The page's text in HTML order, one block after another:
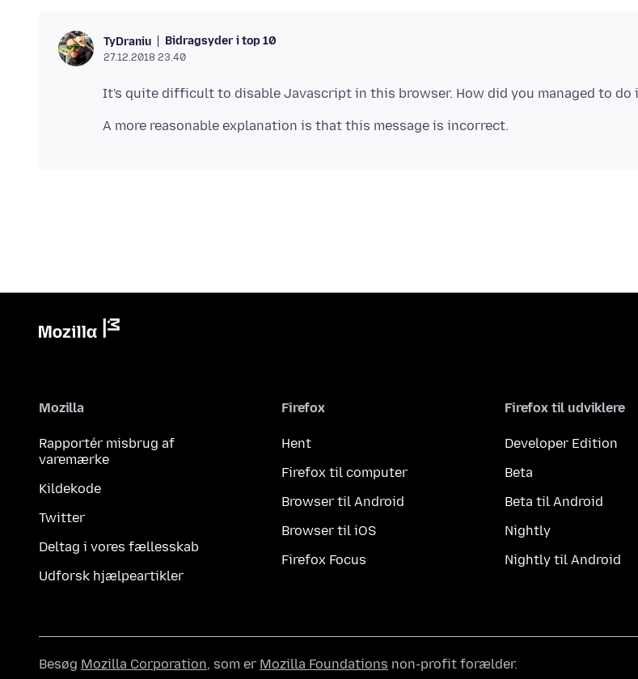
TyDraniu Bidragsyder i top 10
27.12.2018 23.40
Mozilla
Rapportér misbrug af
varemærke
Kildekode
Twitter
Deltag i vores fællesskab
Udforsk hjælpeartikler
Firefox
Hent
Firefox til computer
Browser til Android
Browser til iOS
Firefox Focus
Firefox til udviklere
Developer Edition
Beta
Beta til Android
Nightly
Nightly til Android
Besøg Mozilla Corporation, som er Mozilla Foundations non-profit forælder.